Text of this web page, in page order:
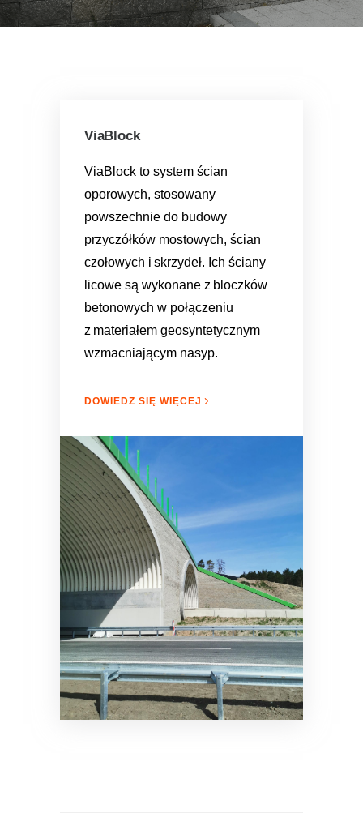
ViaBlock
ViaBlock to system ścian
oporowych, stosowany
powszechnie do budowy
przyczółków mostowych, ścian
czołowych i skrzydeł. Ich ściany
licowe są wykonane z bloczków
betonowych w połączeniu
z materiałem geosyntetycznym
wzmacniającym nasyp.
DOWIEDZ SIĘ WIĘCEJ